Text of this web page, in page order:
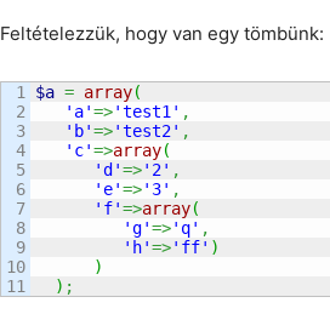
Feltételezzük, hogy van egy tömbünk:
1
2
3
4
5
6
7
8
9
10
$a = array(
'a'=>'test1' ,
'b'=>'test2' ,
'c'=>array(
'd'=>'2' ,
'e'=>'3' ,
'f'=>array(
'g'=>'q' ,
'h'=>'ff' )
)
) ;